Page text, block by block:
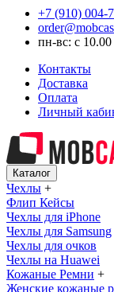
+7 (910) 004-
пн-вс: с
Контакты
Доставка
Оплата
Личный
Каталог
Чехлы +
Флип Кейсы
Чехлы для iPhone
Чехлы для Samsung
Чехлы для очков
Чехлы на Huawei
Кожаные Ремни +
Женские кожаные